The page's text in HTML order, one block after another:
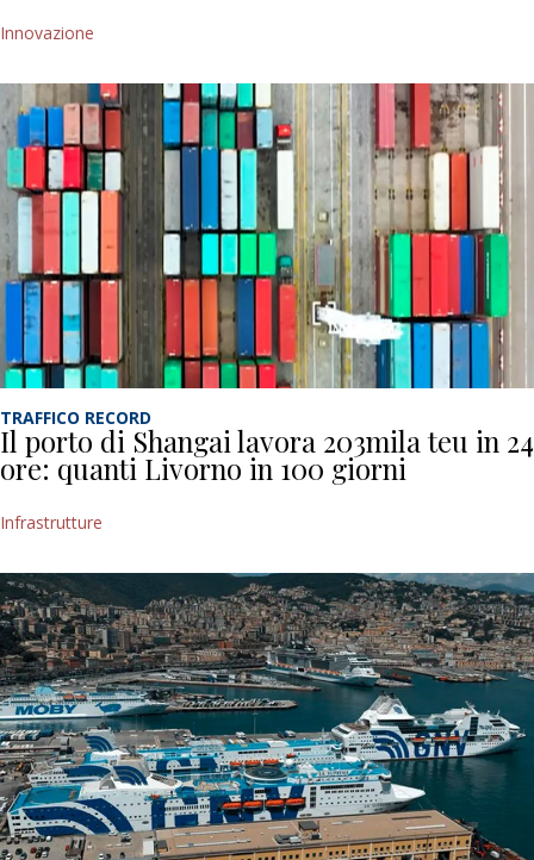
Innovazione
TRAFFICO RECORD
Il porto di Shangai lavora 203mila teu in 24
ore: quanti Livorno in 100 giorni
Infrastrutture